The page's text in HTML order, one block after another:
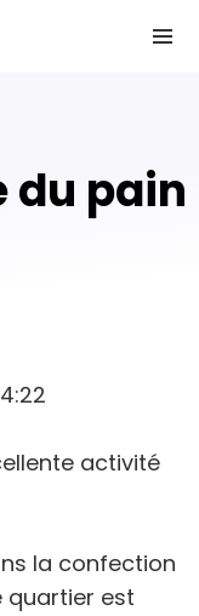
activité
la confection
quartier est